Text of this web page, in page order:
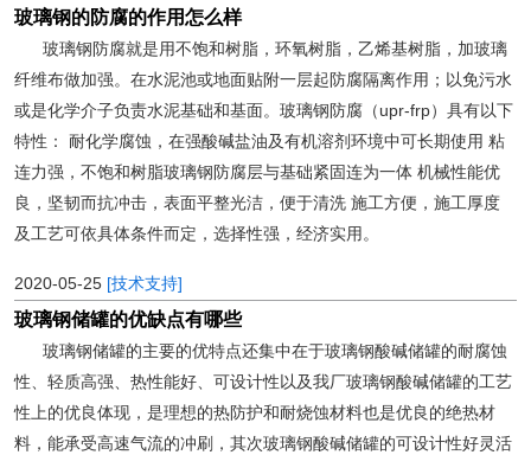
玻璃钢的防腐的作用怎么样
玻璃钢防腐就是用不饱和树脂，环氧树脂，乙烯基树脂，加玻璃
纤维布做加强。在水泥池或地面贴附一层起防腐隔离作用；以免污水
或是化学介子负责水泥基础和基面。玻璃钢防腐（upr-frp）具有以下
特性： 耐化学腐蚀，在强酸碱盐油及有机溶剂环境中可长期使用 粘
连力强，不饱和树脂玻璃钢防腐层与基础紧固连为一体 机械性能优
良，坚韧而抗冲击，表面平整光洁，便于清洗 施工方便，施工厚度
及工艺可依具体条件而定，选择性强，经济实用。
2020-05-25 [技术支持]
玻璃钢储罐的优缺点有哪些
玻璃钢储罐的主要的优特点还集中在于玻璃钢酸碱储罐的耐腐蚀
性、轻质高强、热性能好、可设计性以及我厂玻璃钢酸碱储罐的工艺
性上的优良体现，是理想的热防护和耐烧蚀材料也是优良的绝热材
料，能承受高速气流的冲刷，其次玻璃钢酸碱储罐的可设计性好灵活